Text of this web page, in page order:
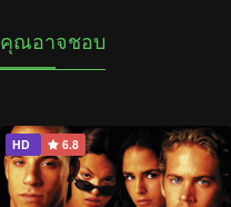
คุณอาจชอบ
HD 6.8